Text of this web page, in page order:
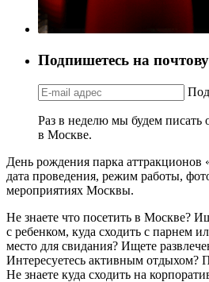
Подпишетесь на
Раз в неделю мы будем писать
в Москве.
День рождения парка
дата проведения, режим работы,
мероприятиях Москвы.
Не знаете что посетить в Москве?
с ребенком, куда сходить с парнем
место для свидания? Ищете
Интересуетесь активным отдыхом?
Не знаете куда сходить на